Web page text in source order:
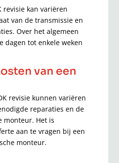
revisie kan variëren
van de transmissie en
Over het algemeen
dagen tot enkele weken
van een
revisie kunnen variëren
reparaties en de
monteur. Het is
aan te vragen bij een
monteur.